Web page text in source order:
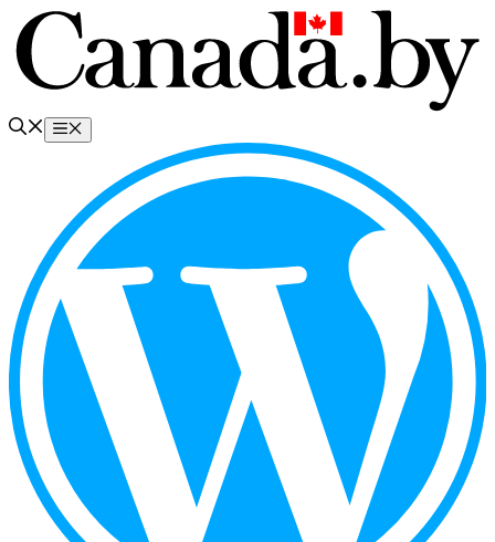
Перейти
содержимому
Меню